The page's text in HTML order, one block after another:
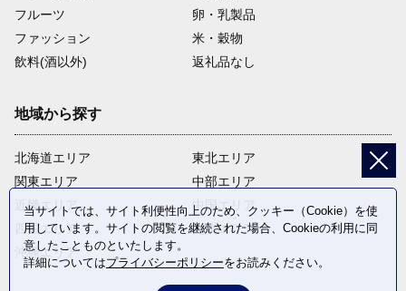
フルーツ
卵・乳製品
ファッション
米・穀物
飲料(酒以外)
返礼品なし
地域から探す
北海道エリア
関東エリア
近畿エリア
四国エリア
沖縄エリア
東北エリア
中部エリア
中国エリア
九州エリア
当サイトでは、サイト利便性向上のため、クッキー（Cookie）を使
用しています。サイトの閲覧を継続された場合、Cookieの利用に同
意したことものといたします。
詳細についてはプライバシーポリシーをお読みください。